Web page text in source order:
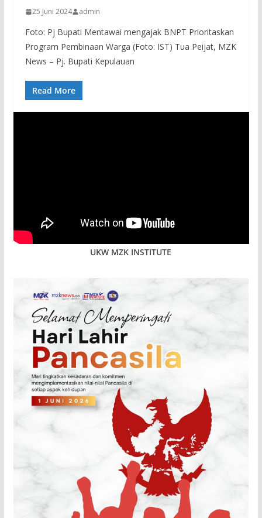
25 Juni 2024 admin
Foto: Pj Bupati Mentawai mengajak BNPT Prioritaskan
Program Pembinaan Warga (Foto: IST) Tua Peijat, MZK
News – Pj. Bupati Kepulauan
Read More
UKW MZK INSTITUTE